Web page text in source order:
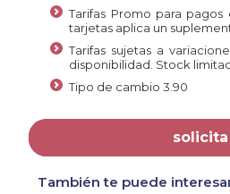
Tarifas Promo para
tarjetas aplica un
Tarifas sujetas a
disponibilidad. Stock
Tipo de cambio 3.90
También te puede